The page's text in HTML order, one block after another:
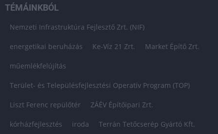
TÉMÁINKBÓL
Nemzeti Infrastruktúra Fejlesztő Zrt. (NIF)
energetikai beruházás Ke-Víz 21 Zrt. Market Építő Zrt.
műemlékfelújítás
Terület- és Településfejlesztési Operatív Program (TOP)
Liszt Ferenc repülőtér ZÁÉV Építőipari Zrt.
kórházfejlesztés iroda Terrán Tetőcserép Gyártó Kft.